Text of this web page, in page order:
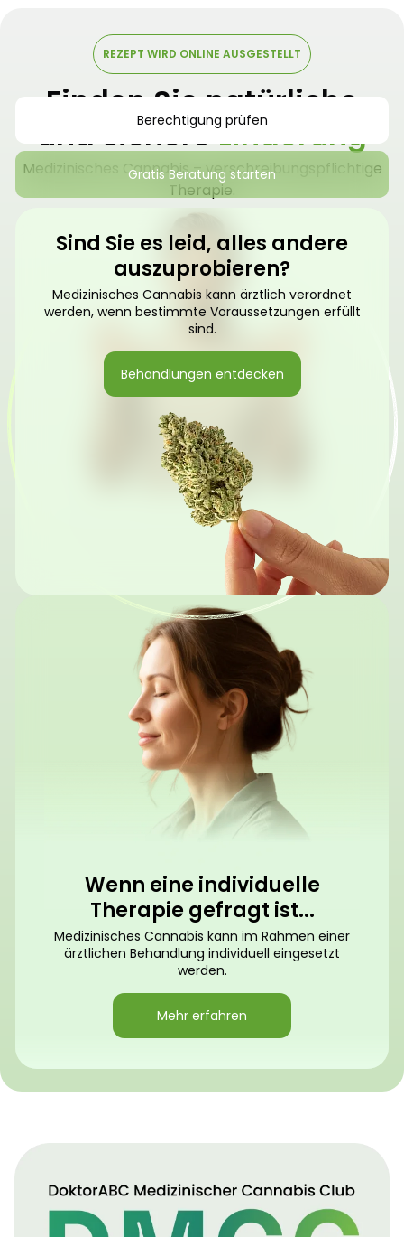
REZEPT WIRD ONLINE AUSGESTELLT
Finden Sie natürliche
und sichereLinderung
Medizinisches Cannabis – verschreibungspflichtige
Therapie.
Berechtigung prüfen
Gratis Beratung starten
Sind Sie es leid, alles andere
auszuprobieren?
Medizinisches Cannabis kann ärztlich verordnet
werden, wenn bestimmte Voraussetzungen erfüllt
sind.
Behandlungen entdecken
Wenn eine individuelle
Therapie gefragt ist...
Medizinisches Cannabis kann im Rahmen einer
ärztlichen Behandlung individuell eingesetzt
werden.
Mehr erfahren